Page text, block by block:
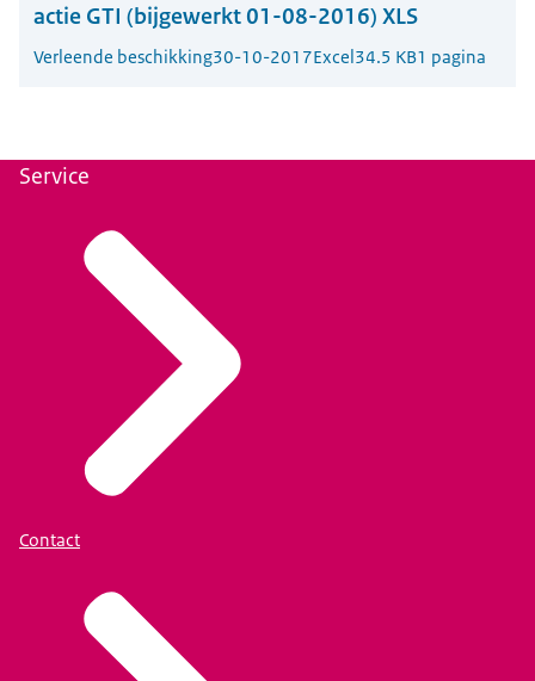
actie GTI (bijgewerkt 01-08-2016) XLS
Verleende beschikking30-10-2017Excel34.5 KB1 pagina
Service
Contact